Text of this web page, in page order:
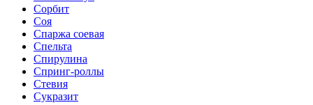
Сорбит
Соя
Спаржа соевая
Спельта
Спирулина
Спринг-роллы
Стевия
Сукразит